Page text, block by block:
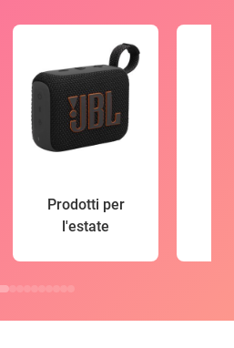
Prodotti per
l'estate